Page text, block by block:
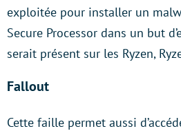
exploitée pour installer un
Secure Processor dans un but
serait présent sur les Ryzen,
Fallout
Cette faille permet aussi